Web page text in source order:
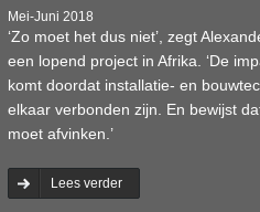
Mei-Juni 2018
‘Zo moet het dus niet’, zegt
een lopend project in Afrika. ‘De
komt doordat installatie- en
elkaar verbonden zijn. En bewijst
moet afvinken.’
Lees verder